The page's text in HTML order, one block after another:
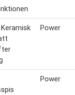
Power
Power